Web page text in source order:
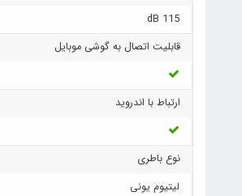
115 dB
قابلیت اتصال به گوشی موبایل
ارتباط با اندروید
نوع باطری
لیتیوم یونی